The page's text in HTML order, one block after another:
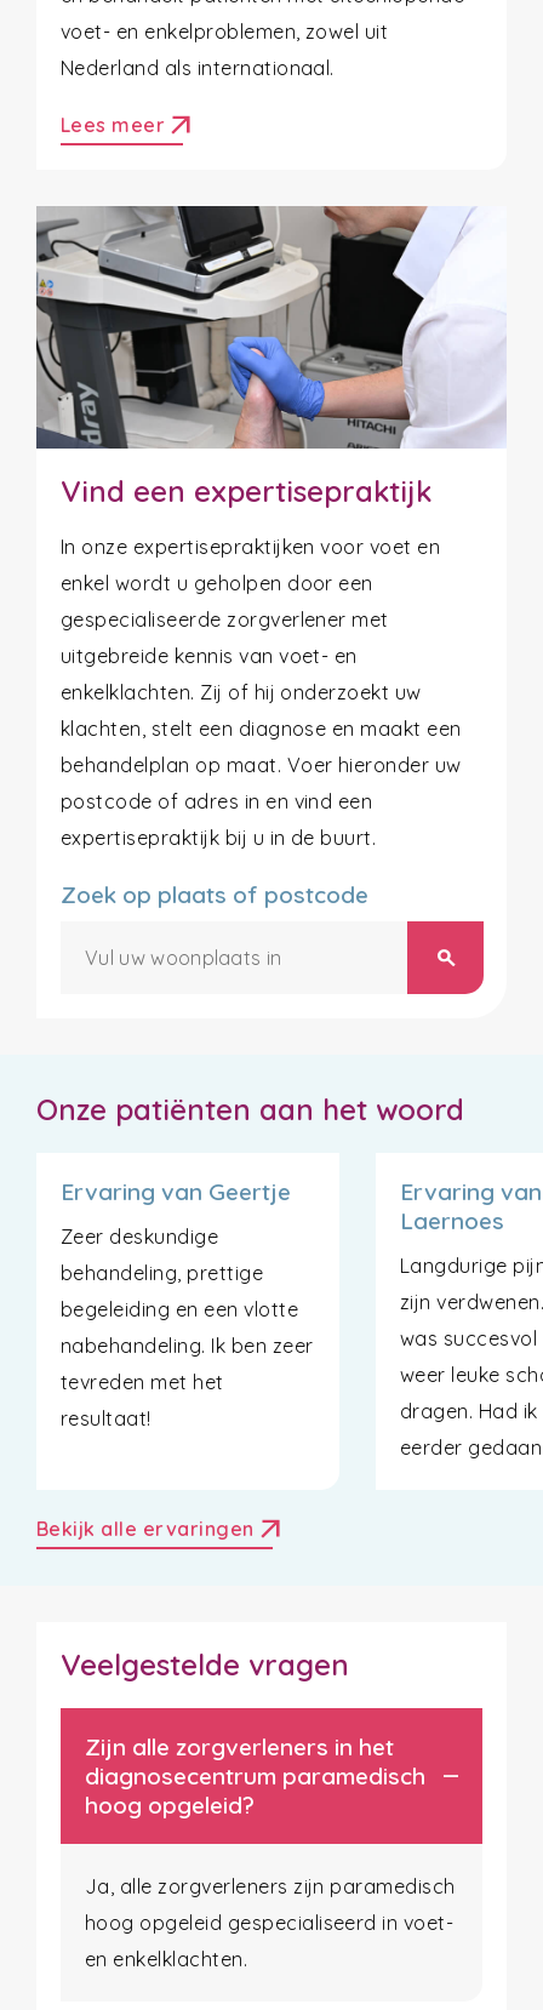
voet- en enkelproblemen, zowel uit
Nederland als internationaal.
Lees meer arrow_outward
Vind een expertisepraktijk
In onze expertisepraktijken voor voet en
enkel wordt u geholpen door een
gespecialiseerde zorgverlener met
uitgebreide kennis van voet- en
enkelklachten. Zij of hij onderzoekt uw
klachten, stelt een diagnose en maakt een
behandelplan op maat. Voer hieronder uw
postcode of adres in en vind een
expertisepraktijk bij u in de buurt.
Zoek op plaats of postcode
search
Onze patiënten aan het woord
Ervaring van Geertje
Zeer deskundige
behandeling, prettige
begeleiding en een vlotte
nabehandeling. Ik ben zeer
tevreden met het
resultaat!
Ervaring
Laernoes
Langdurige
zijn
was succesvol
weer leuke
dragen. Had
eerder
Bekijk alle ervaringen arrow_outward
Veelgestelde vragen
Zijn alle zorgverleners in het
diagnosecentrum paramedisch
hoog opgeleid?
Ja, alle zorgverleners zijn paramedisch
hoog opgeleid gespecialiseerd in voet-
en enkelklachten.